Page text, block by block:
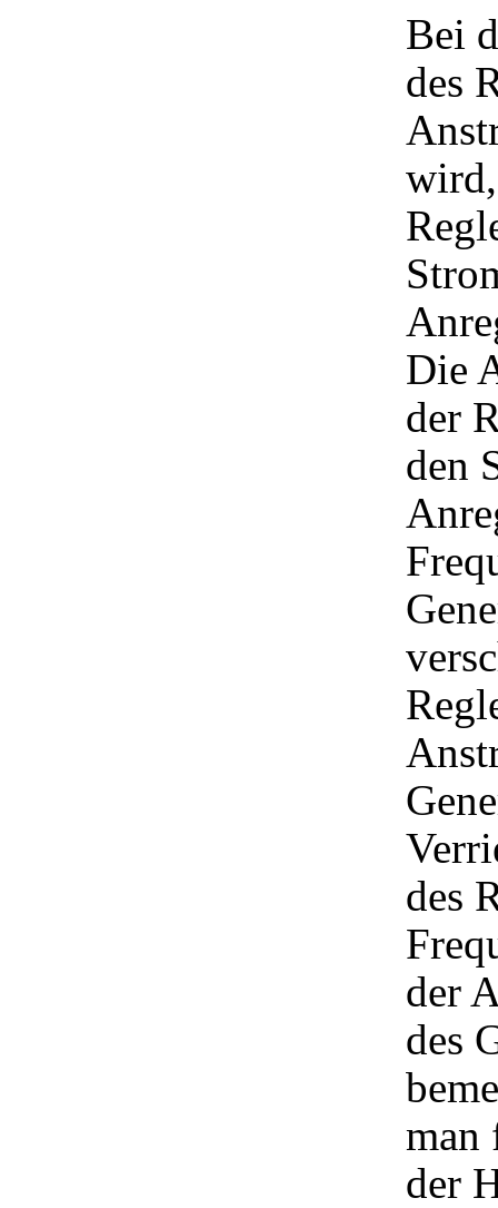
Bei
des
Die
der
den
des
der
des
man
der